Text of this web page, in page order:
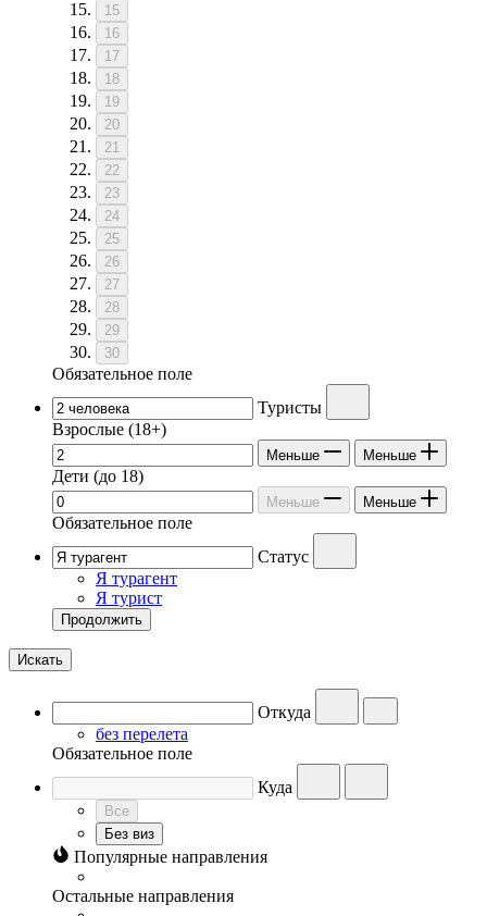
15
16
17
18
19
20
21
22
23
24
25
26
27
28
29
30
Обязательное поле
Туристы
Взрослые (18+)
Меньше Меньше
Дети (до 18)
Меньше Меньше
Обязательное поле
Статус
Я турагент
Я турист
Продолжить
Искать
Откуда
без перелета
Обязательное поле
Куда
Все
Без виз
Популярные направления
Остальные направления